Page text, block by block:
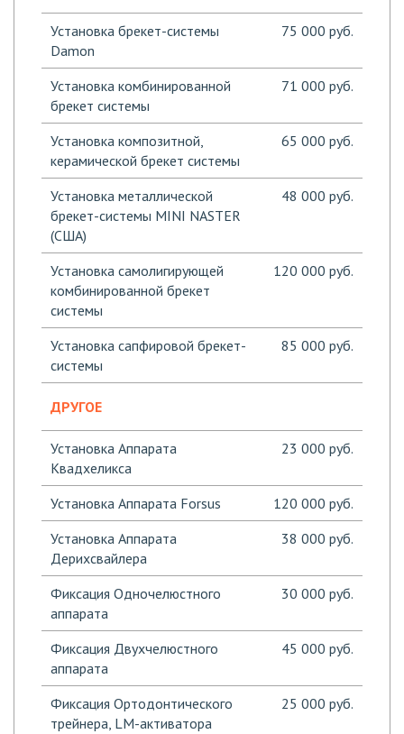
Установка брекет-системы
Damon
75 000 руб.
Установка комбинированной
брекет системы
71 000 руб.
Установка композитной,
керамической брекет системы
65 000 руб.
Установка металлической
брекет-системы MINI NASTER
(США)
48 000 руб.
Установка самолигирующей
комбинированной брекет
системы
120 000 руб.
Установка сапфировой брекет-
системы
85 000 руб.
ДРУГОЕ
Установка Аппарата
Квадхеликса
23 000 руб.
Установка Аппарата Forsus
120 000 руб.
Установка Аппарата
Дерихсвайлера
38 000 руб.
Фиксация Одночелюстного
аппарата
30 000 руб.
Фиксация Двухчелюстного
аппарата
45 000 руб.
Фиксация Ортодонтического
трейнера, LM-активатора
25 000 руб.